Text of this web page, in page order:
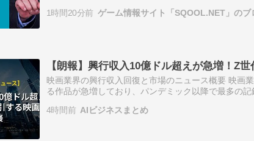
■…
1時間20分前 ゲーム情報サイト「SQOOL.NET」のブ
【朗報】興行収入10億ドル超えが急増！Z
映画業界の興行収入回復と市場のニュース概要 映画
る作品が急増しており、パンデミック以降で最多の
誕生が期待されて…
4時間前 AIビジネスまとめ